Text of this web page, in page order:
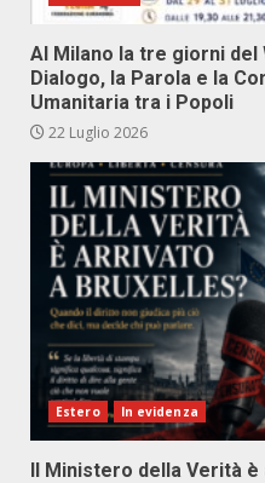
Al Milano la tre giorni
Dialogo, la Parola e la
Umanitaria tra i Popoli
22 Luglio 2026
Estero In evidenza
Il Ministero della Verità